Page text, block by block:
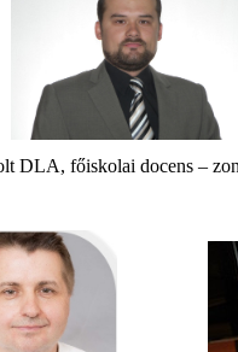
DLA, főiskolai docens –